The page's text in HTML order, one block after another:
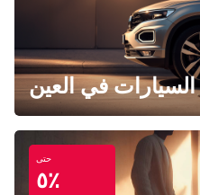
في العين
حتى
٥٪